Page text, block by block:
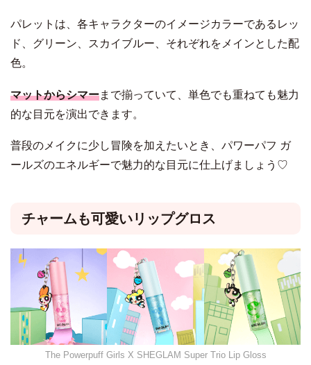
パレットは、各キャラクターのイメージカラーであるレッ
ド、グリーン、スカイブルー、それぞれをメインとした配
色。
マットからシマーまで揃っていて、単色でも重ねても魅力
的な目元を演出できます。
普段のメイクに少し冒険を加えたいとき、パワーパフ ガ
ールズのエネルギーで魅力的な目元に仕上げましょう♡
チャームも可愛いリップグロス
The Powerpuff Girls X SHEGLAM Super Trio Lip Gloss